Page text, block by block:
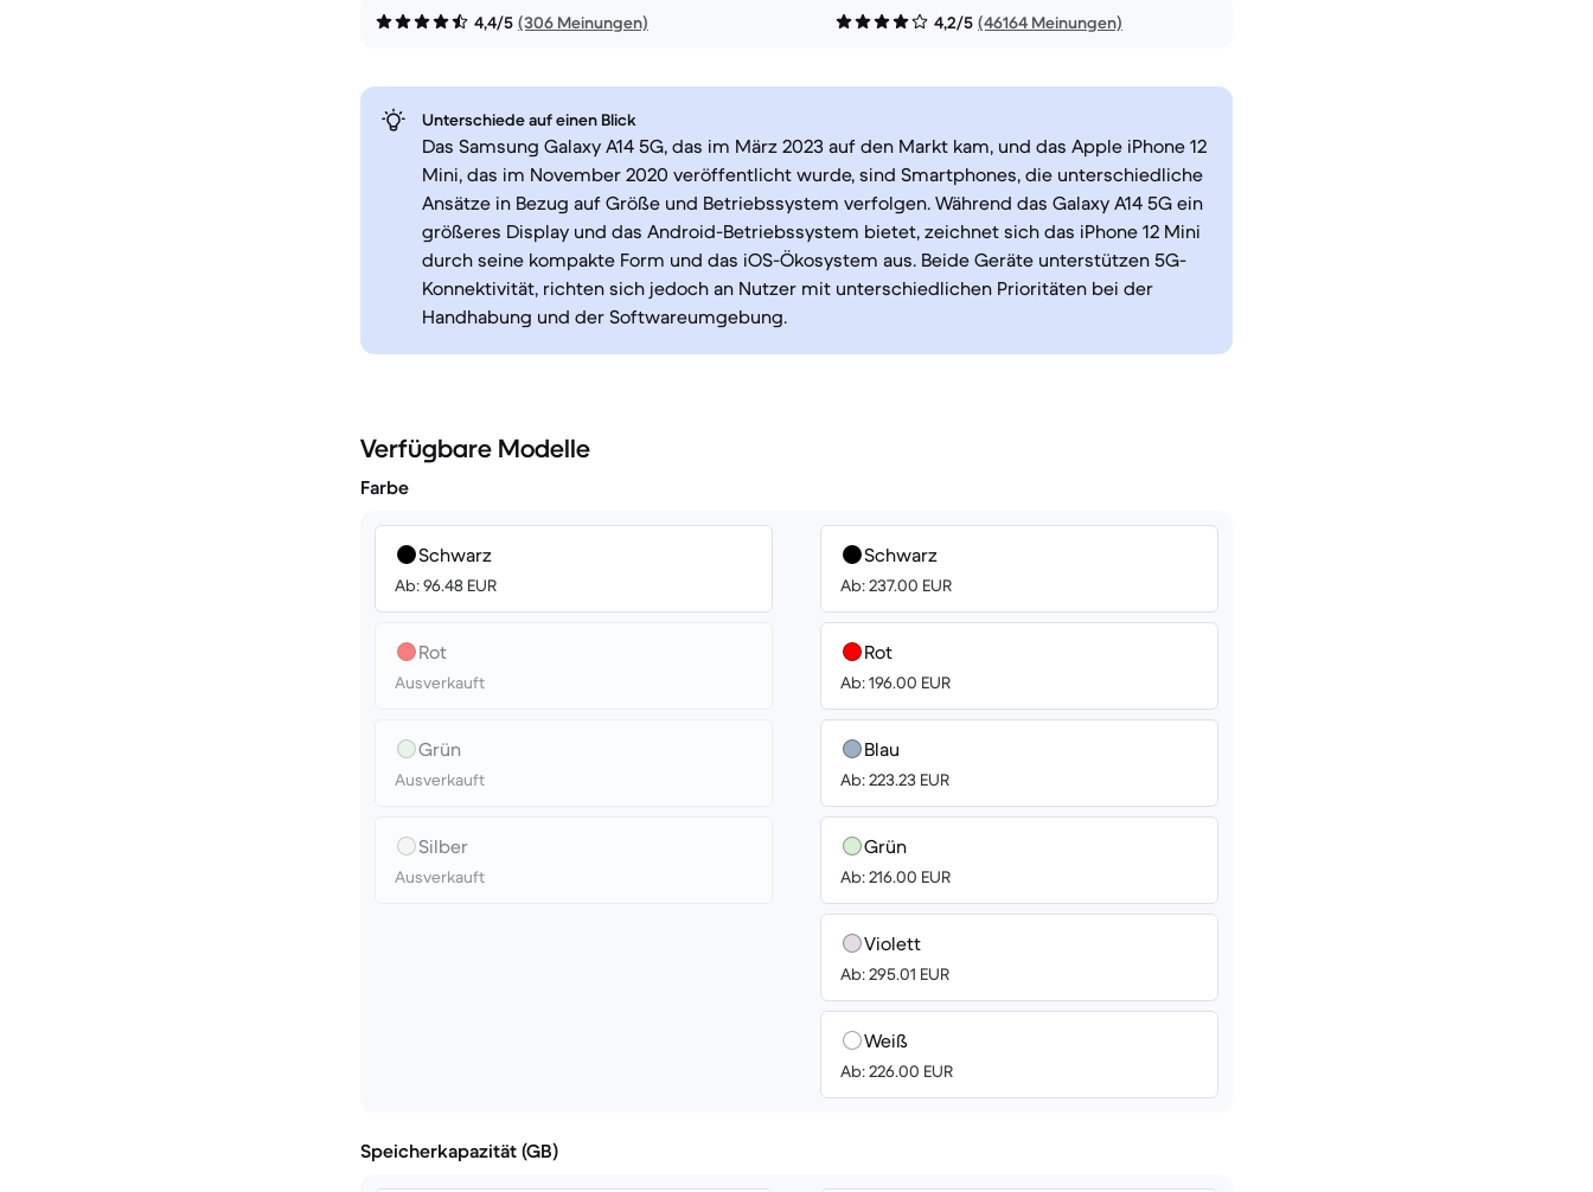
4,4/5 (306 Meinungen) 4,2/5 (46164 Meinungen)
Unterschiede auf einen Blick
Das Samsung Galaxy A14 5G, das im März 2023 auf den Markt kam, und das Apple iPhone 12
Mini, das im November 2020 veröffentlicht wurde, sind Smartphones, die unterschiedliche
Ansätze in Bezug auf Größe und Betriebssystem verfolgen. Während das Galaxy A14 5G ein
größeres Display und das Android-Betriebssystem bietet, zeichnet sich das iPhone 12 Mini
durch seine kompakte Form und das iOS-Ökosystem aus. Beide Geräte unterstützen 5G-
Konnektivität, richten sich jedoch an Nutzer mit unterschiedlichen Prioritäten bei der
Handhabung und der Softwareumgebung.
Verfügbare Modelle
Farbe
Schwarz
Ab: 96.48 EUR
Rot
Ausverkauft
Grün
Ausverkauft
Silber
Ausverkauft
Schwarz
Ab: 237.00 EUR
Rot
Ab: 196.00 EUR
Blau
Ab: 223.23 EUR
Grün
Ab: 216.00 EUR
Violett
Ab: 295.01 EUR
Weiß
Ab: 226.00 EUR
Speicherkapazität (GB)